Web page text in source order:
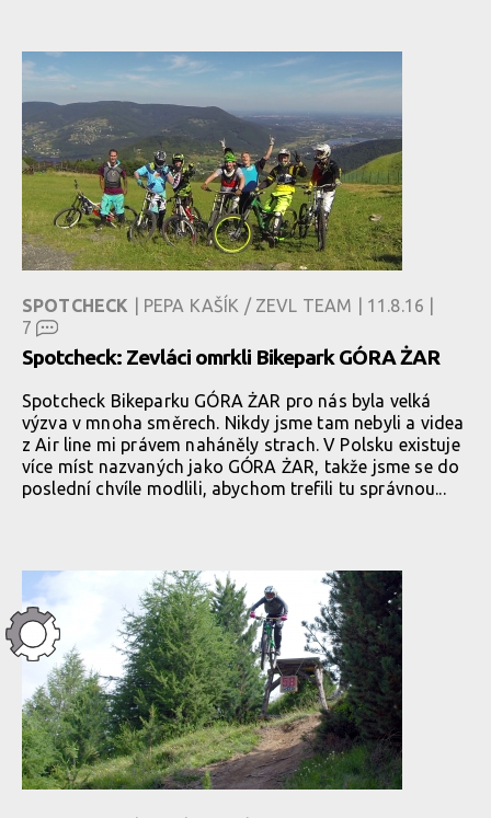
SPOTCHECK | PEPA KAŠÍK / ZEVL TEAM | 11.8.16 |
7
Spotcheck: Zevláci omrkli Bikepark GÓRA ŻAR
Spotcheck Bikeparku GÓRA ŻAR pro nás byla velká
výzva v mnoha směrech. Nikdy jsme tam nebyli a videa
z Air line mi právem naháněly strach. V Polsku existuje
více míst nazvaných jako GÓRA ŻAR, takže jsme se do
poslední chvíle modlili, abychom trefili tu správnou...